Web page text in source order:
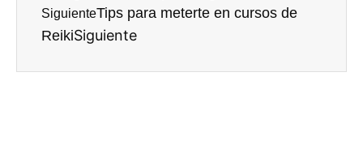
SiguienteTips para meterte en cursos de
ReikiSiguiente